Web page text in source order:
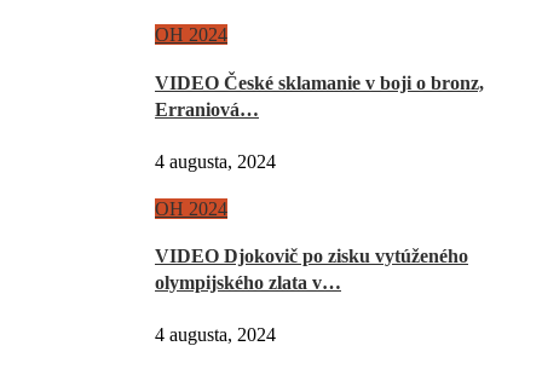
OH 2024
VIDEO České sklamanie v boji o bronz,
Erraniová…
4 augusta, 2024
OH 2024
VIDEO Djokovič po zisku vytúženého
olympijského zlata v…
4 augusta, 2024